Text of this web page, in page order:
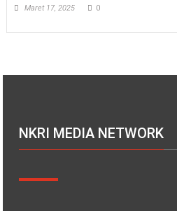
Maret 17, 2025 0
NKRI MEDIA NETWORK